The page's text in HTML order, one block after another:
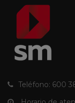
Teléfono: 600